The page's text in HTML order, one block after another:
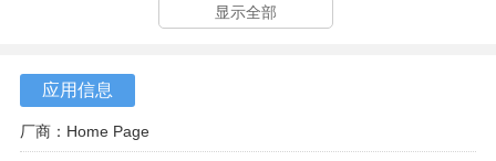
显示全部
应用信息
厂商：Home Page